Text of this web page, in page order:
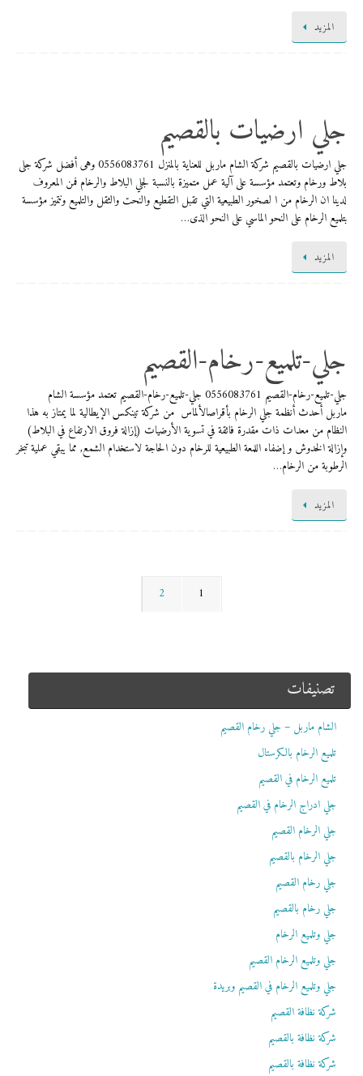
المزيد
جلي ارضيات بالقصيم
جلي ارضيات بالقصيم شركة الشام ماربل للعناية بالمنزل 0556083761 وهى أفضل شركة جلى
بلاط ورخام وتعتمد مؤسسة على آلية عمل متميزة بالنسبة لجلي البلاط والرخام فمن المعروف
لدينا ان الرخام من ا لصخور الطبيعية التي تقبل التقطيع والنحت والثقل والتلميع ونتميز مؤسسة
بتلميع الرخام على النحو الماسي على النحو الذى…
المزيد
​جلي-تلميع-رخام-القصيم
​جلي-تلميع-رخام-القصيم 0556083761 ​جلي-تلميع-رخام-القصيم تعتمد مؤسسة الشام
ماربل أحدث أنظمة جلي الرخام بأقراصالألماس من شركة تينكس الإيطالية لما يمتاز به هذا
النظام من معدات ذات مقدرة فائقة في تسوية الأرضيات (إزالة فروق الارتفاع في البلاط)
وإزالة الخدوش و إضفاء اللمعة الطبيعية للرخام دون الحاجة لاستخدام الشمع, مما يبقي عملية تبخر
الرطوبة من الرخام…
المزيد
1
2
تصنيفات
الشام ماربل – جلي رخام القصيم
تلميع الرخام بالكرستال
تلميع الرخام في القصيم
جلي ادراج الرخام في القصيم
جلي الرخام القصيم
جلي الرخام بالقصيم
جلي رخام القصيم
جلي رخام بالقصيم
جلي وتلميع الرخام
جلي وتلميع الرخام القصيم
جلي وتلميع الرخام في القصيم وبريدة
شركة نظافة القصيم
شركة نظافة بالقصيم
شركة نظافة بالقصيم